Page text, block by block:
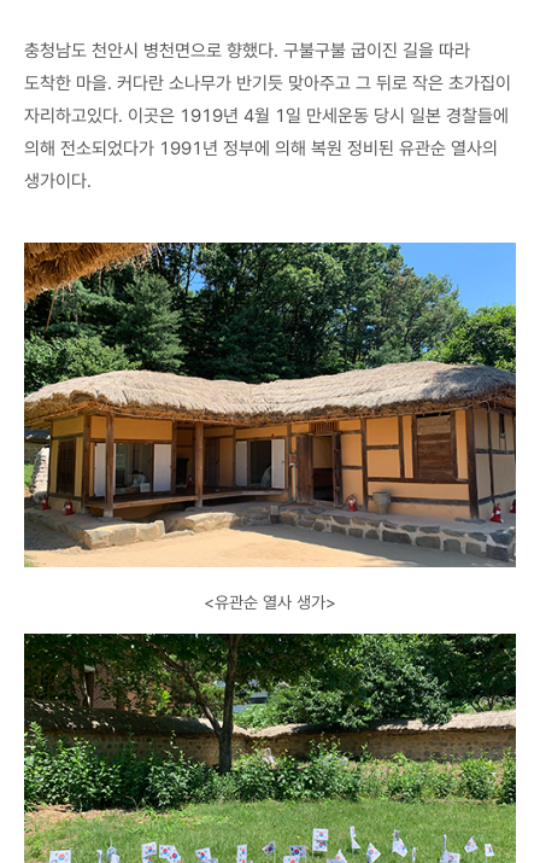
충청남도 천안시 병천면으로 향했다. 구불구불 굽이진 길을 따라
도착한 마을. 커다란 소나무가 반기듯 맞아주고 그 뒤로 작은 초가집이
자리하고있다. 이곳은 1919년 4월 1일 만세운동 당시 일본 경찰들에
의해 전소되었다가 1991년 정부에 의해 복원 정비된 유관순 열사의
생가이다.
<유관순 열사 생가>